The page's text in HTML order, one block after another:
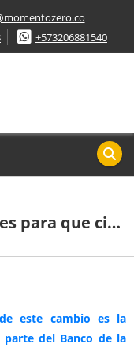
+573206881540
Abren nuevas oportunidades para que ciudadanos compren vivienda mucho más barato
este cambio es la
del Banco de la